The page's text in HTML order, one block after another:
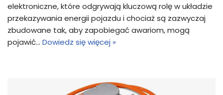
elektroniczne, które odgrywają kluczową rolę w układzie
przekazywania energii pojazdu i chociaż są zazwyczaj
zbudowane tak, aby zapobiegać awariom, mogą
pojawić… Dowiedz się więcej »